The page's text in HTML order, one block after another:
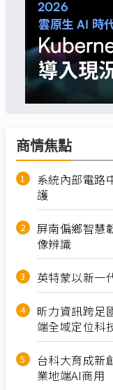
商情焦點
系統內部電路
護
屏南偏鄉智慧
像辨識
英特蒙以新一
昕力資訊跨足
端全域定位科
台科大育成新
業地端AI商用